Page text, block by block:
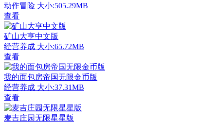
动作冒险 大小:505.29MB
查看
矿山大亨中文版
经营养成 大小:65.72MB
查看
我的面包房帝国无限金币版
经营养成 大小:37.31MB
查看
麦吉庄园无限星星版